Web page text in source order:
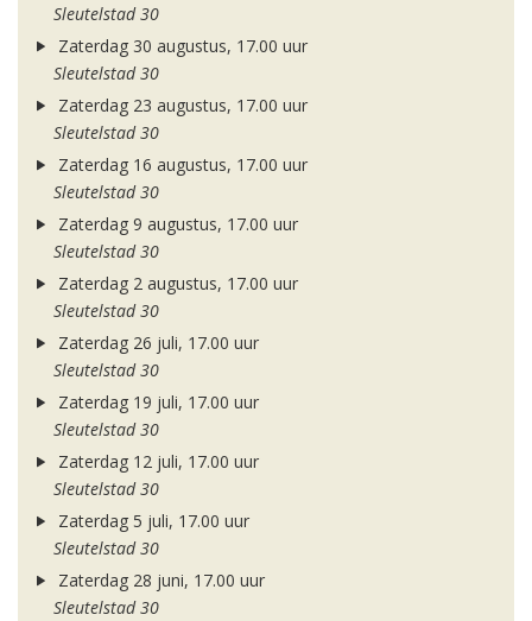
Sleutelstad 30
Zaterdag 30 augustus, 17.00 uur
Sleutelstad 30
Zaterdag 23 augustus, 17.00 uur
Sleutelstad 30
Zaterdag 16 augustus, 17.00 uur
Sleutelstad 30
Zaterdag 9 augustus, 17.00 uur
Sleutelstad 30
Zaterdag 2 augustus, 17.00 uur
Sleutelstad 30
Zaterdag 26 juli, 17.00 uur
Sleutelstad 30
Zaterdag 19 juli, 17.00 uur
Sleutelstad 30
Zaterdag 12 juli, 17.00 uur
Sleutelstad 30
Zaterdag 5 juli, 17.00 uur
Sleutelstad 30
Zaterdag 28 juni, 17.00 uur
Sleutelstad 30